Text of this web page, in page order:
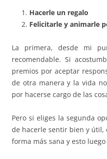
Hacerle un regalo
Felicitarle y animarle
La primera, desde mi
recomendable. Si
premios por aceptar
de otra manera y la vida
por hacerse cargo de las
Pero si eliges la segunda
de hacerle sentir bien y útil,
forma más sana y esto